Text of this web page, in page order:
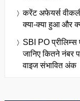
करेंट अफेयर्स
क्या-क्या हुआ और
SBI PO
जानिए कितने नंबर
वाइज संभावित अंक